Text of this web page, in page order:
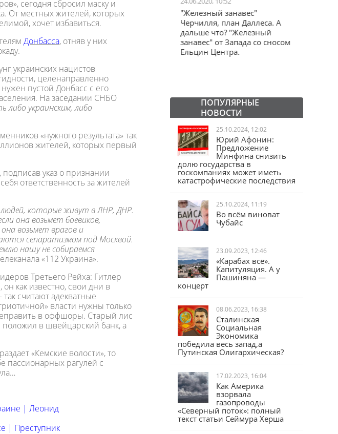
сегодня сбросил маску и
От местных жителей, которых
хочет избавиться.
Донбасса, отняв у них
украинских нацистов
целенаправленно
пустой Донбасс с его
На заседании СНБО
либо украинским, либо
«нужного результата» так
жителей, которых первый
указ о признании
ответственность за жителей
людей, которые живут в ЛНР, ДНР.
она возьмет боевиков,
возьмет врагов и
сепаратизмом под Москвой.
нашу не собираемся
«112 Украина».
Третьего Рейха: Гитлер
как известно, свои дни в
считают адекватные
власти нужны только
в оффшоры. Старый лис
в швейцарский банк, а
«Кемские волости», то
пассионарных рагулей с
| Леонид
| Преступник
На
"Вывоз наших школьников в
США осуществлялся втайне
"Железный занавес"
Черчилля, план Даллеса. А
дальше что? "Железный
занавес" от Запада со сносом
Ельцин Центра.
ПОПУЛЯРНЫЕ
НОВОСТИ
25.10.2024, 12:02
Юрий Афонин:
Предложение
Минфина снизить
долю государства в
госкомпаниях может иметь
катастрофические последствия
25.10.2024, 11:19
Во всём виноват
Чубайс
23.09.2023, 12:46
«Карабах всё».
Капитуляция. А у
Пашиняна —
концерт
08.06.2023, 16:38
Сталинская
Социальная
Экономика
победила весь запад,а
Путинская Олигархическая?
17.02.2023, 16:04
Как Америка
взорвала
газопроводы
«Северный поток»: полный
текст статьи Сеймура Херша